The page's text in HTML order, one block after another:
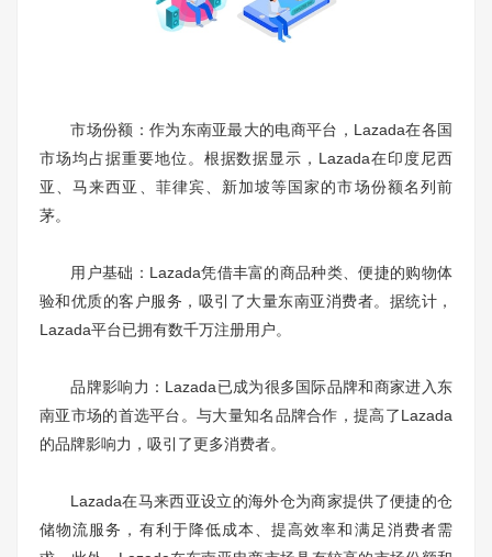
市场份额：作为东南亚最大的电商平台，Lazada在各国
市场均占据重要地位。根据数据显示，Lazada在印度尼西
亚、马来西亚、菲律宾、新加坡等国家的市场份额名列前
茅。
用户基础：Lazada凭借丰富的商品种类、便捷的购物体
验和优质的客户服务，吸引了大量东南亚消费者。据统计，
Lazada平台已拥有数千万注册用户。
品牌影响力：Lazada已成为很多国际品牌和商家进入东
南亚市场的首选平台。与大量知名品牌合作，提高了Lazada
的品牌影响力，吸引了更多消费者。
Lazada在马来西亚设立的海外仓为商家提供了便捷的仓
储物流服务，有利于降低成本、提高效率和满足消费者需